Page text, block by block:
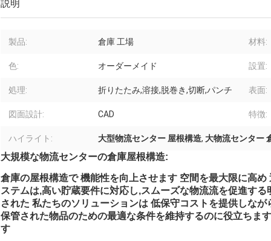
説明
製品: 倉庫 工場 材料:
色: オーダーメイド 設置:
処理: 折りたたみ,溶接,脱巻き,切断,パンチ 表面:
図面設計: CAD 特徴:
ハイライト: 大型物流センター 屋根構造, 大物流センター
大規模な物流センターの倉庫屋根構造:
倉庫の屋根構造で 機能性を向上させます 空間を最大限に高
ステムは,高い貯蔵要件に対応し,スムーズな物流流を促進す
された 私たちのソリューションは 低保守コストを提供しな
保管された物品のための最適な条件を維持するのに役立ちま
す